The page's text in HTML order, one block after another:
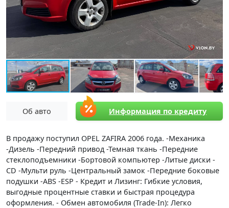
Об авто Информация по кредиту
В продажу поступил OPEL ZAFIRA 2006 года. -Механика
-Дизель -Передний привод -Темная ткань -Передние
стеклоподъемники -Бортовой компьютер -Литые диски -
CD -Мульти руль -Центральный замок -Передние боковые
подушки -ABS -ESP - Кредит и Лизинг: Гибкие условия,
выгодные процентные ставки и быстрая процедура
оформления. - Обмен автомобиля (Trade-In): Легко